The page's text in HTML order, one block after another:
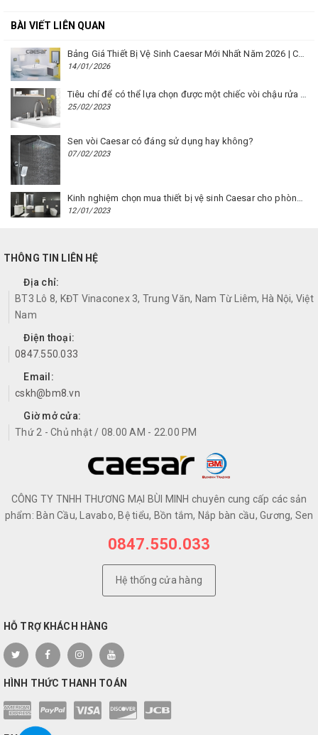
BÀI VIẾT LIÊN QUAN
14/01/2026
25/02/2023
Sen vòi Caesar có đáng sử dụng hay không?
07/02/2023
12/01/2023
THÔNG TIN LIÊN HỆ
Địa chỉ:
BT3 Lô 8, KĐT Vinaconex 3, Trung Văn, Nam Từ Liêm, Hà Nội, Việt
Nam
Điện thoại:
0847.550.033
Email:
cskh@bm8.vn
Giờ mở cửa:
Thứ 2 - Chủ nhật / 08.00 AM - 22.00 PM
CÔNG TY TNHH THƯƠNG MẠI BÙI MINH chuyên cung cấp các sản
phẩm: Bàn Cầu, Lavabo, Bệ tiểu, Bồn tắm, Nắp bàn cầu, Gương, Sen
0847.550.033
Hệ thống cửa hàng
HỖ TRỢ KHÁCH HÀNG
HÌNH THỨC THANH TOÁN